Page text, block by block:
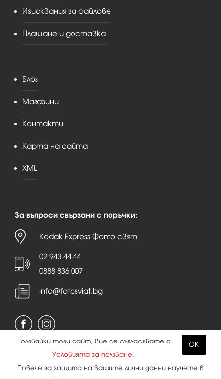
Изисквания за файлове
Плащане и доставка
Блог
Магазини
Контакти
Карта на сайта
XML
За въпроси свързани с поръчки:
Kodak Express Фото свят
02 943 44 44
0888 836 007
info@fotosviat.bg
|Бисквитки
OK
Ползвайки този сайт, вие се съгласявате с
Условията за ползване.
Повече за защита на вашите лични данни научете в